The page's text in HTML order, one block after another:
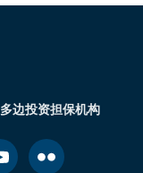
多边投资担保机构